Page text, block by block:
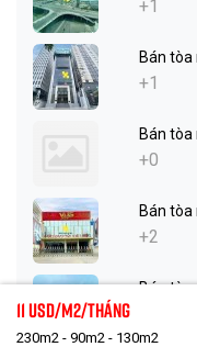
+1
Bán tòa
+1
Bán tòa
+0
Bán
+2
Bán tòa
11 Usd/m2/tháng
230m2 - 90m2 - 130m2